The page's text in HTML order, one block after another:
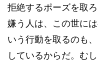
拒絶するポーズを取
嫌う人は、この世に
いう行動を取るのも
しているからだ。む